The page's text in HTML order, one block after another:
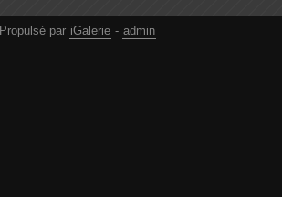
Propulsé par iGalerie - admin